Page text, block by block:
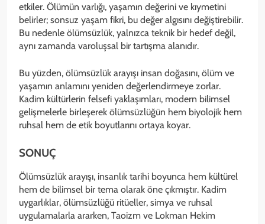
etkiler. Ölümün varlığı, yaşamın değerini ve kıymetini
belirler; sonsuz yaşam fikri, bu değer algısını değiştirebilir.
Bu nedenle ölümsüzlük, yalnızca teknik bir hedef değil,
aynı zamanda varoluşsal bir tartışma alanıdır.
Bu yüzden, ölümsüzlük arayışı insan doğasını, ölüm ve
yaşamın anlamını yeniden değerlendirmeye zorlar.
Kadim kültürlerin felsefi yaklaşımları, modern bilimsel
gelişmelerle birleşerek ölümsüzlüğün hem biyolojik hem
ruhsal hem de etik boyutlarını ortaya koyar.
SONUÇ
Ölümsüzlük arayışı, insanlık tarihi boyunca hem kültürel
hem de bilimsel bir tema olarak öne çıkmıştır. Kadim
uygarlıklar, ölümsüzlüğü ritüeller, simya ve ruhsal
uygulamalarla ararken, Taoizm ve Lokman Hekim